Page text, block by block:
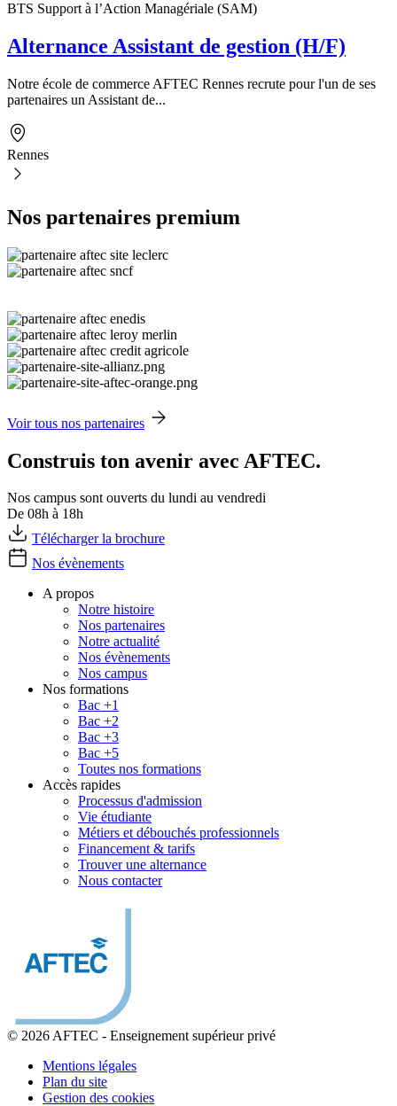
BTS Support à l’Action Managériale (SAM)
Alternance Assistant de gestion (H/F)
Notre école de commerce AFTEC Rennes recrute pour l'un de ses
partenaires un Assistant de...
Rennes
Nos partenaires premium
Voir tous nos partenaires
Construis ton avenir avec AFTEC.
Nos campus sont ouverts du lundi au vendredi
De 08h à 18h
Télécharger la brochure
Nos évènements
A propos
Notre histoire
Nos partenaires
Notre actualité
Nos évènements
Nos campus
Nos formations
Bac +1
Bac +2
Bac +3
Bac +5
Toutes nos formations
Accès rapides
Processus d'admission
Vie étudiante
Métiers et débouchés professionnels
Financement & tarifs
Trouver une alternance
Nous contacter
© 2026 AFTEC - Enseignement supérieur privé
Mentions légales
Plan du site
Gestion des cookies